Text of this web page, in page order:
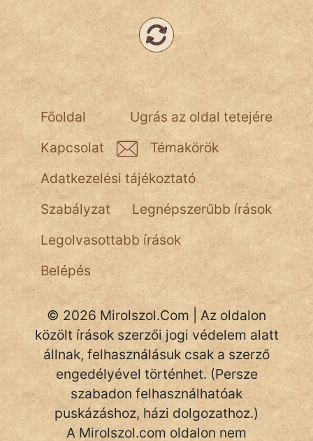
pszichopati
szegény legény
szemfüles
Ugrás az oldal tetejére
Főoldal
Kapcsolat
Témakörök
Adatkezelési tájékoztató
Szabályzat
Legnépszerűbb írások
Legolvasottabb írások
Belépés
© 2026 Mirolszol.Com | Az oldalon
közölt írások szerzői jogi védelem alatt
állnak, felhasználásuk csak a szerző
engedélyével történhet. (Persze
szabadon felhasználhatóak
puskázáshoz, házi dolgozathoz.)
A Mirolszol.com oldalon nem